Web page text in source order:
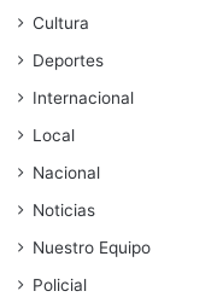
Cultura
Deportes
Internacional
Local
Nacional
Noticias
Nuestro Equipo
Policial